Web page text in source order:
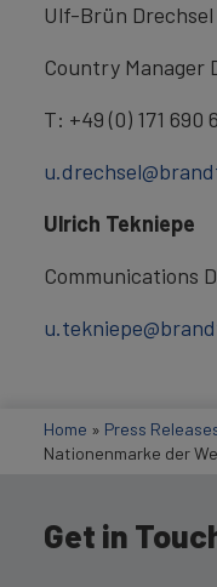
Ulf-Brün Drechsel
Country Manager
T: +49 (0) 171 690
Ulrich Tekniepe
Communications
Home » Press
Nationenmarke der
Get in